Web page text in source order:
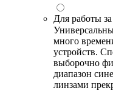
Для работы
много
устройств.
выборочно
диапазон
линзами